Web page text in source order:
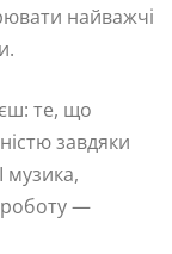
найважчі
те, що
завдяки
музика,
—